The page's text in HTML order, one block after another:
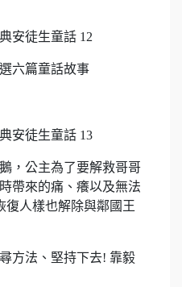
六篇童話故事
，公主為了要解救哥哥
帶來的痛、癢以及無法
復人樣也解除與鄰國王
方法、堅持下去! 靠毅